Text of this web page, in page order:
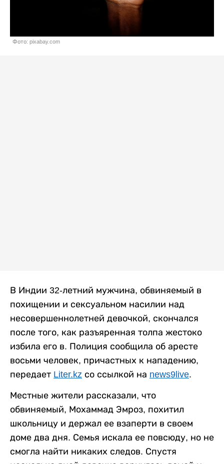
Фото: pixabay.com
В Индии 32-летний мужчина, обвиняемый в
похищении и сексуальном насилии над
несовершеннолетней девочкой, скончался
после того, как разъяренная толпа жестоко
избила его в. Полиция сообщила об аресте
восьми человек, причастных к нападению,
передает Liter.kz со ссылкой на news9live.
Местные жители рассказали, что
обвиняемый, Мохаммад Эмроз, похитил
школьницу и держал ее взаперти в своем
доме два дня. Семья искала ее повсюду, но не
смогла найти никаких следов. Спустя